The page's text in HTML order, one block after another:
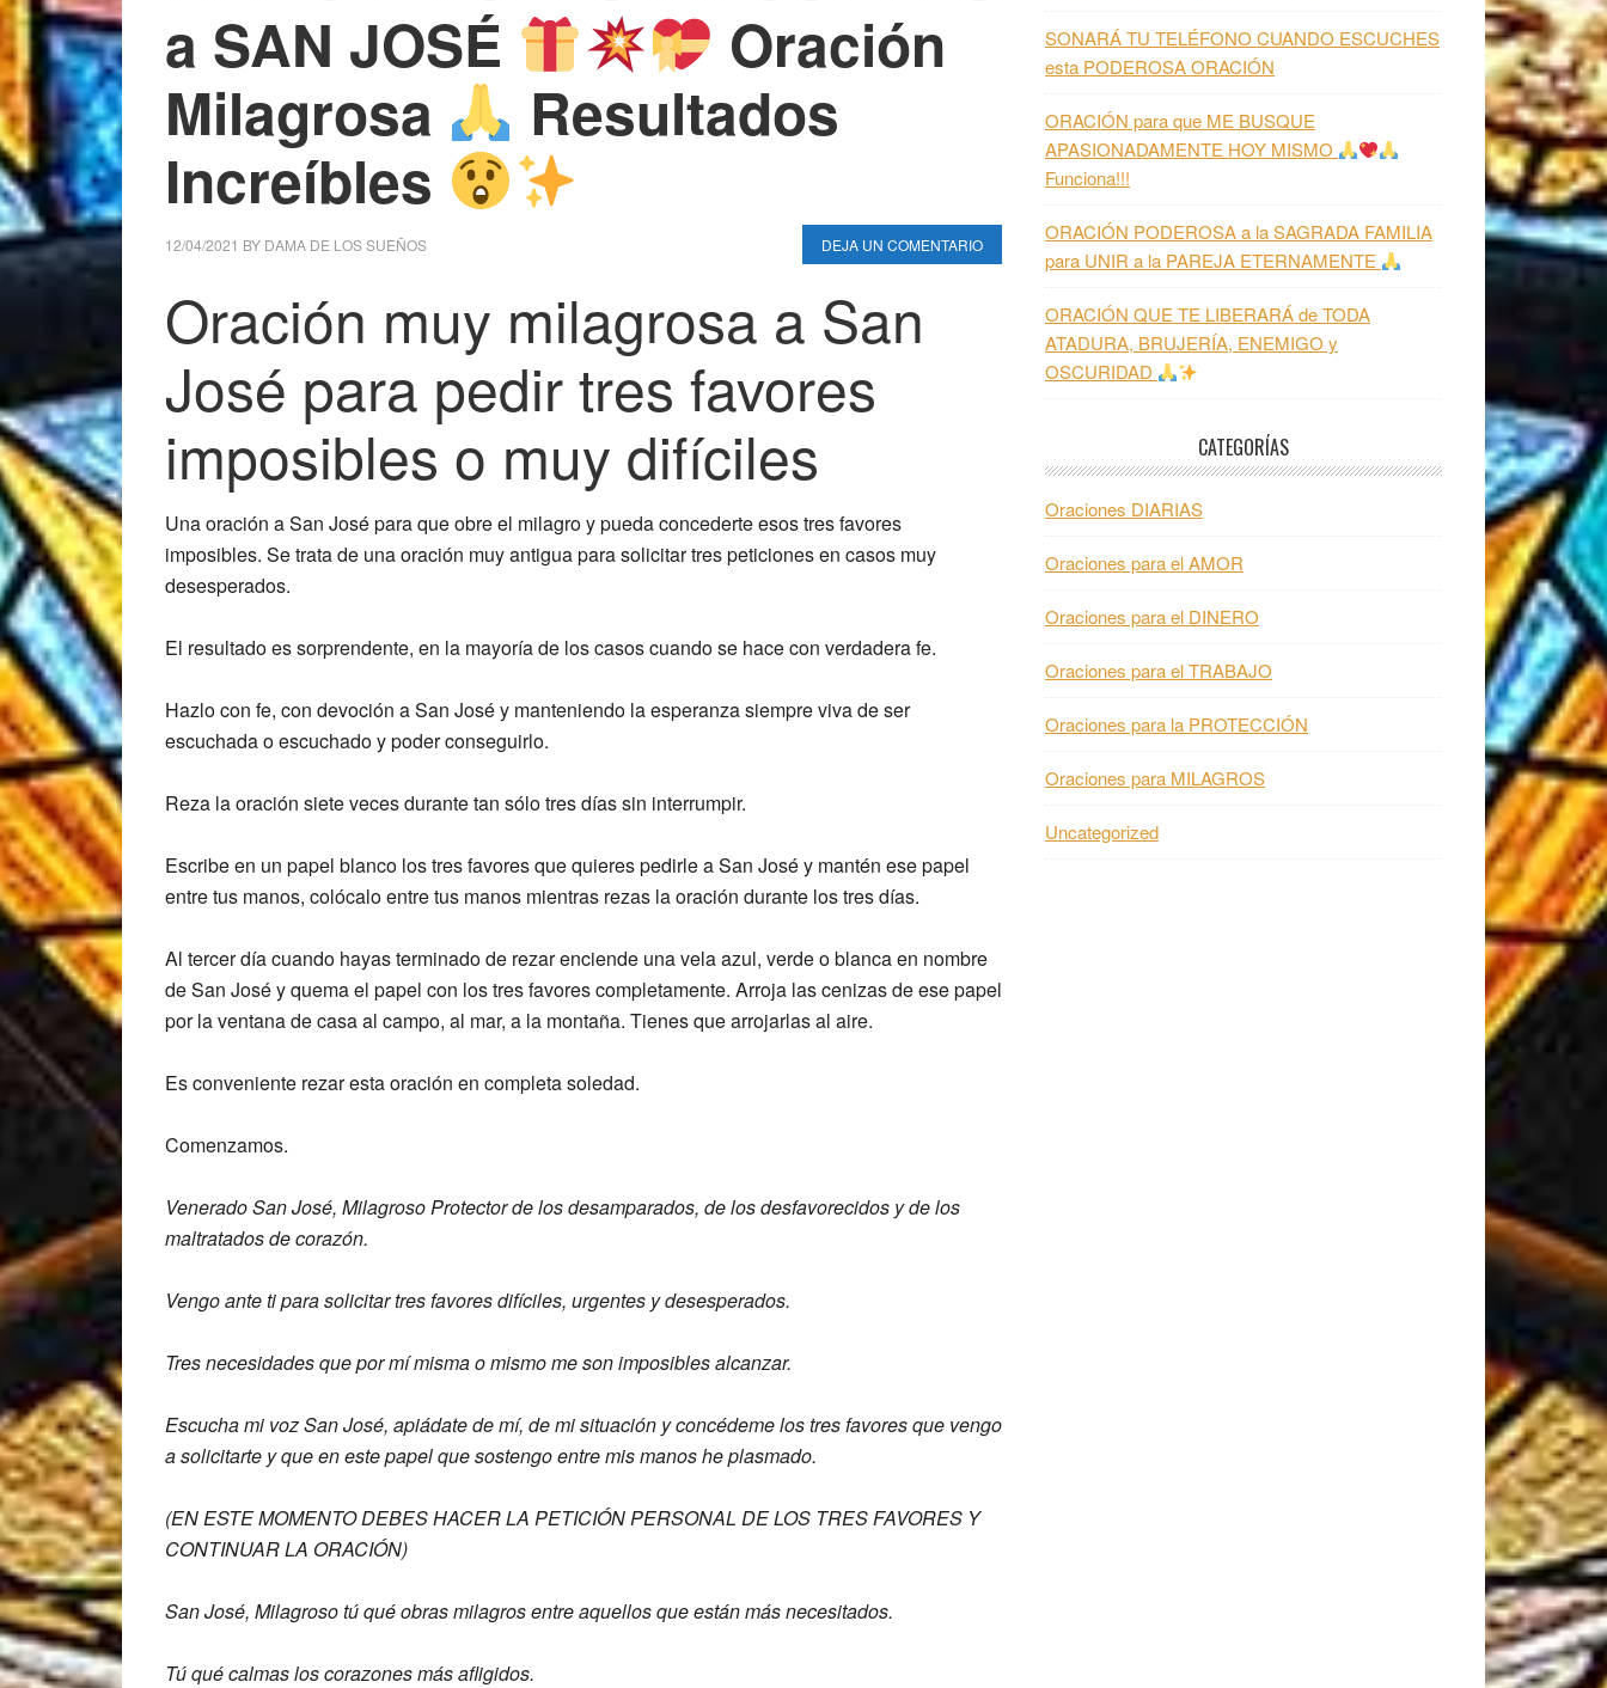
a SAN JOSÉ
Oración
Milagrosa
Resultados
Increíbles
12/04/2021 BY DAMA DE LOS SUEÑOS DEJA UN COMENTARIO
Oración muy milagrosa a San
José para pedir tres favores
imposibles o muy difíciles
Una oración a San José para que obre el milagro y pueda concederte esos tres favores
imposibles. Se trata de una oración muy antigua para solicitar tres peticiones en casos muy
desesperados.
El resultado es sorprendente, en la mayoría de los casos cuando se hace con verdadera fe.
Hazlo con fe, con devoción a San José y manteniendo la esperanza siempre viva de ser
escuchada o escuchado y poder conseguirlo.
Reza la oración siete veces durante tan sólo tres días sin interrumpir.
Escribe en un papel blanco los tres favores que quieres pedirle a San José y mantén ese papel
entre tus manos, colócalo entre tus manos mientras rezas la oración durante los tres días.
Al tercer día cuando hayas terminado de rezar enciende una vela azul, verde o blanca en nombre
de San José y quema el papel con los tres favores completamente. Arroja las cenizas de ese papel
por la ventana de casa al campo, al mar, a la montaña. Tienes que arrojarlas al aire.
Es conveniente rezar esta oración en completa soledad.
Comenzamos.
Venerado San José, Milagroso Protector delos desamparados, de los desfavorecidos yde los
maltratados de corazón.
Vengo anteti para solicitar tres favores difíciles, urgentes y desesperados.
Tres necesidades que por mí misma omismo me son imposibles alcanzar.
Escucha mi voz San José, apiádate de mí, de mi situación y concédeme los tresfavores que vengo
a solicitarte y queen este papel que sostengo entre mismanos he plasmado.
(EN ESTE MOMENTO DEBES HACER LA PETICIÓN PERSONAL DE LOS TRES FAVORES Y
CONTINUAR LA ORACIÓN)
San José, Milagroso tú qué obras milagrosentre aquellos que están más necesitados.
Tú qué calmas los corazones másafligidos.
SONARÁ TU TELÉFONO CUANDO ESCUCHES
esta PODEROSA ORACIÓN
ORACIÓN para que ME BUSQUE
APASIONADAMENTE HOY MISMO
Funciona!!!
ORACIÓN PODEROSA a la SAGRADA FAMILIA
para UNIR a la PAREJA ETERNAMENTE
ORACIÓN QUE TE LIBERARÁ de TODA
ATADURA, BRUJERÍA, ENEMIGO y
OSCURIDAD
CATEGORÍAS
Oraciones DIARIAS
Oraciones para el AMOR
Oraciones para el DINERO
Oraciones para el TRABAJO
Oraciones para la PROTECCIÓN
Oraciones para MILAGROS
Uncategorized